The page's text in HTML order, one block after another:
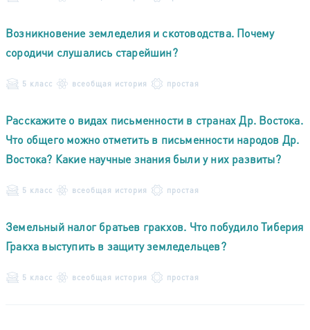
Возникновение земледелия и скотоводства. Почему
сородичи слушались старейшин?
5 класс всеобщая история простая
Расскажите о видах письменности в странах Др. Востока.
Что общего можно отметить в письменности народов Др.
Востока? Какие научные знания были у них развиты?
5 класс всеобщая история простая
Земельный налог братьев гракхов. Что побудило Тиберия
Гракха выступить в защиту земледельцев?
5 класс всеобщая история простая